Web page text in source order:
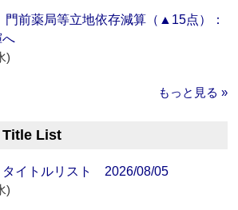
門前薬局等立地依存減算（▲15点）：
へ
)
もっと見る »
Title List
タイトルリスト 2026/08/05
)